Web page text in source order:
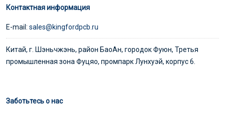
Контактная информация
E-mail: sales@kingfordpcb.ru
Китай, г. Шэньчжэнь, район БаоАн, городок Фуюн, Третья
промышленная зона Фуцяо, промпарк Лунхуэй, корпус 6.
Заботьтесь о нас